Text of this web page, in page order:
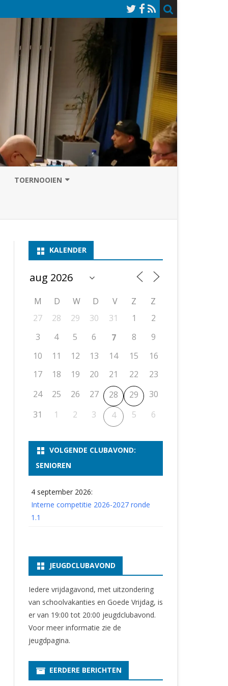
VAN SCHAAKCLUB
ASSEN 2
ASSEN 3
ASSEN I
ASSEN II
NOSBO-BEKER OPEN
T/M 1900
T/M 1700
KNSB-COMPETITIE
NOSBO-COMPETITIE
KNSB-JEUGDCOMPETITIE
TOERNOOIEN
KALENDER
M D W D V Z
Z
27
28 29 30 31 1
2
3
4 5 6 7 8
9
10
11 12 13 14 15
16
17
18 19 20 21 22
23
24
25 26 27 28 29
30
31
1 2 3 4 5 6
VOLGENDE CLUBAVOND:
SENIOREN
4 september 2026:
Interne competitie 2026-2027 ronde
1.1
JEUGDCLUBAVOND
Iedere vrijdagavond, met uitzondering
van schoolvakanties en Goede Vrijdag, is
er van 19:00 tot 20:00 jeugdclubavond.
Voor meer informatie zie de
jeugdpagina.
EERDERE BERICHTEN